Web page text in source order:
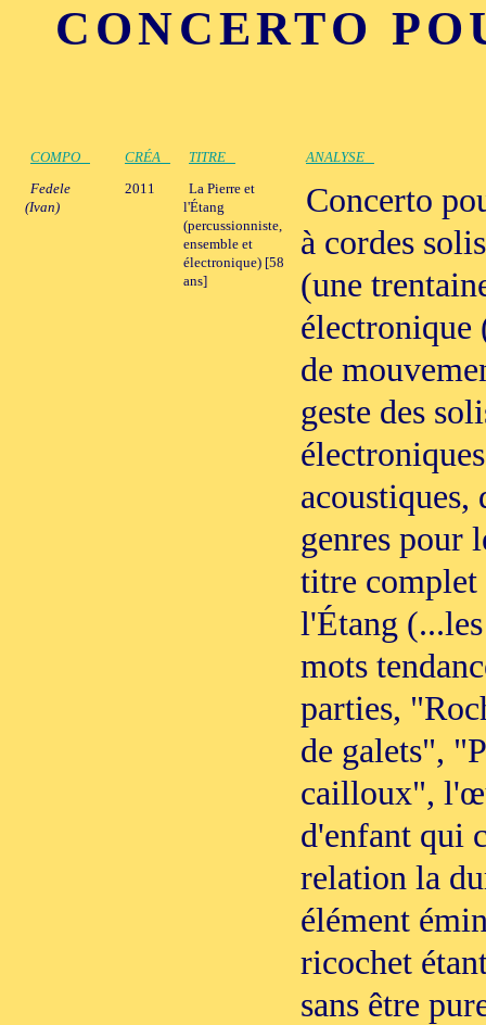
CONCERTO
COMPO CRÉA TITRE
ANALYSE
Fedele
(Ivan)
2011
La Pierre et
l'Étang
(percussionniste,
ensemble et
électronique) [58
ans]
Concerto
à cordes
(une
électronique
de
geste des
acoustiques,
genres pour
titre complet
l'Étang
mots
parties,
de galets",
cailloux",
d'enfant qui
relation la
élément
ricochet
sans être